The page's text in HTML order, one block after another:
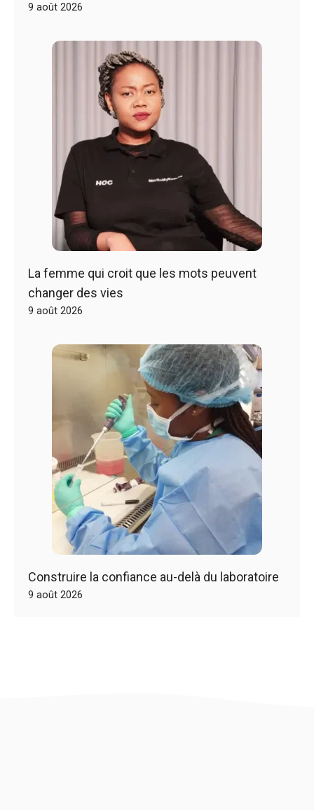
9 août 2026
La femme qui croit que les mots peuvent
changer des vies
9 août 2026
Construire la confiance au-delà du laboratoire
9 août 2026